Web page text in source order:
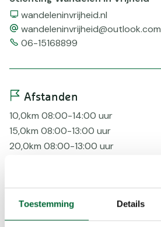
Toestemming Details
Website
wandeleninvrijheid.nl
emailwandeleninvrijheid@outlook.com
Telefoonnummer
06-15168899
Afstanden
10,0km 08:00-14:00 uur
15,0km 08:00-13:00 uur
20,0km 08:00-13:00 uur
Bereikbaarheid
Bus